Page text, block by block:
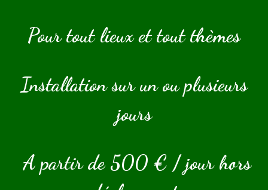
Pour tout lieux et tout thèmes
Installation sur un ou plusieurs
jours
A partir de 500 € / jour hors